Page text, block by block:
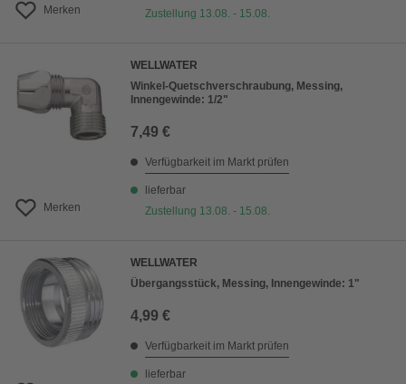
Merken
Zustellung 13.08. - 15.08.
Merken
WELLWATER
Winkel-Quetschverschraubung, Messing,
Innengewinde: 1/2"
7,49 €
Verfügbarkeit im Markt prüfen
lieferbar
Zustellung 13.08. - 15.08.
WELLWATER
Übergangsstück, Messing, Innengewinde: 1"
4,99 €
Verfügbarkeit im Markt prüfen
lieferbar